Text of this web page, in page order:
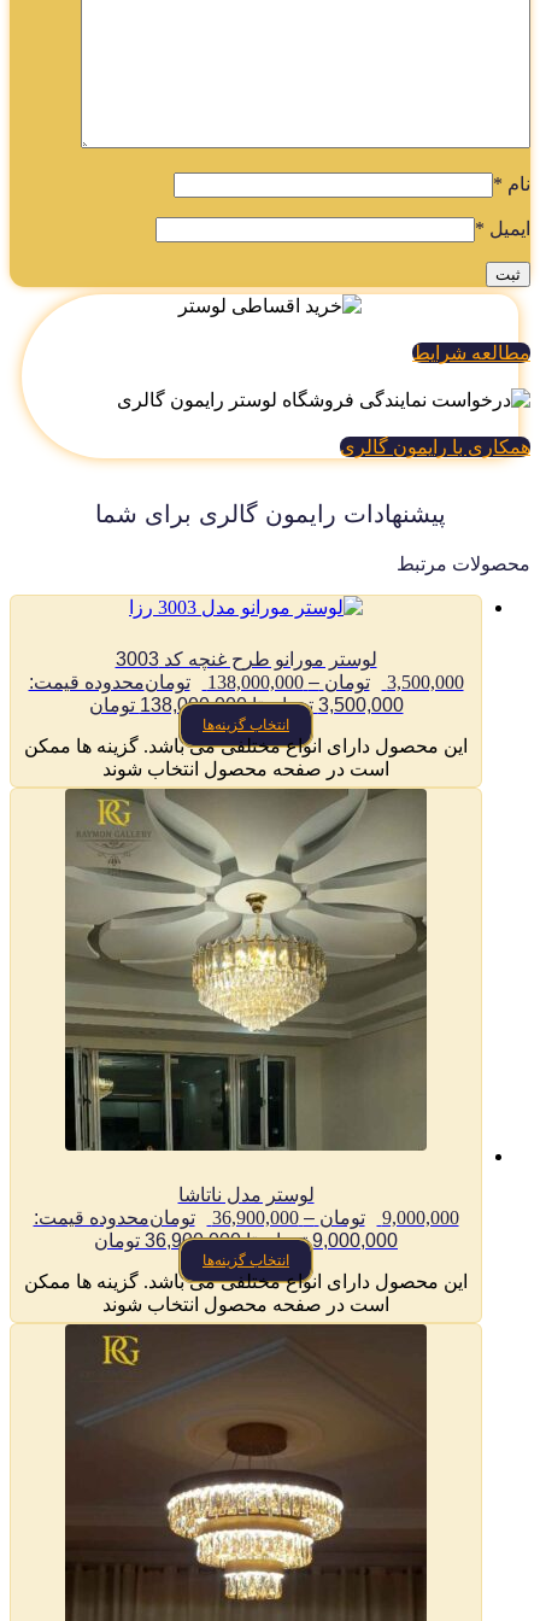
*
*
شرایط
با رایمون گالری
پیشنهادات رایمون گالری برای شما
مرتبط
لوستر مورانو طرح غنچه کد 3003
3,500,000
تومان –
138,000,000 تومانمحدوده قیمت:
3,500,000 تومان تا 138,000,000 تومان
انتخاب گزینه‌ها
این محصول دارای انواع مختلفی می باشد. گزینه ها ممکن
است در صفحه محصول انتخاب شوند
لوستر مدل ناتاشا
9,000,000
تومان –
36,900,000 تومانمحدوده قیمت:
9,000,000 تومان تا 36,900,000 تومان
انتخاب گزینه‌ها
این محصول دارای انواع مختلفی می باشد. گزینه ها ممکن
است در صفحه محصول انتخاب شوند